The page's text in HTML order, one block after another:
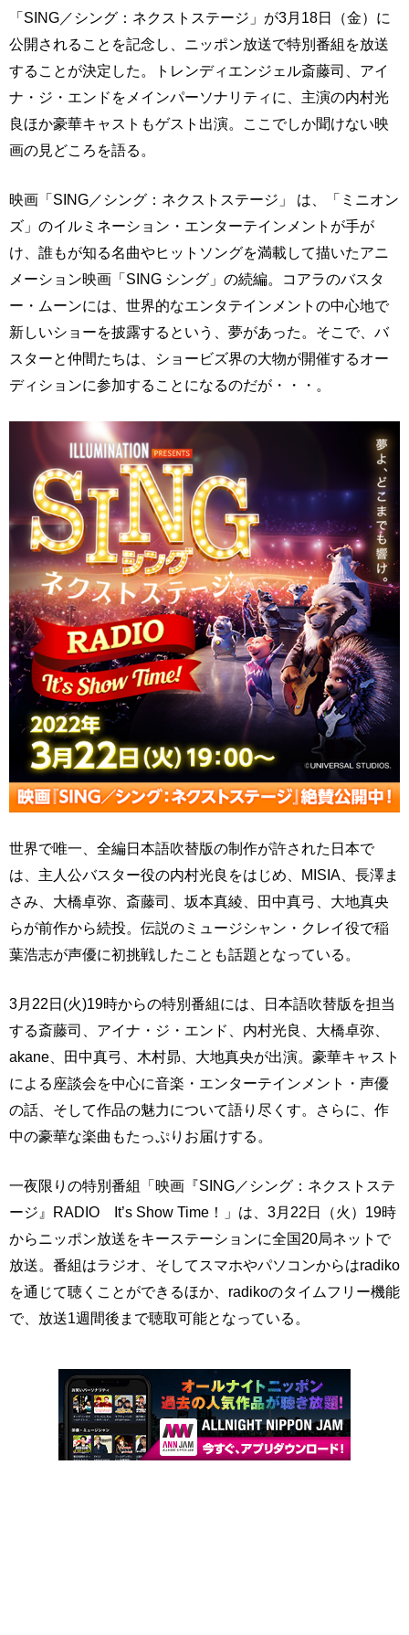
「SING／シング：ネクストステージ」が3月18日（金）に
公開されることを記念し、ニッポン放送で特別番組を放送
することが決定した。トレンディエンジェル斎藤司、アイ
ナ・ジ・エンドをメインパーソナリティに、主演の内村光
良ほか豪華キャストもゲスト出演。ここでしか聞けない映
画の見どころを語る。
映画「SING／シング：ネクストステージ」 は、「ミニオン
ズ」のイルミネーション・エンターテインメントが手が
け、誰もが知る名曲やヒットソングを満載して描いたアニ
メーション映画「SING シング」の続編。コアラのバスタ
ー・ムーンには、世界的なエンタテインメントの中心地で
新しいショーを披露するという、夢があった。そこで、バ
スターと仲間たちは、ショービズ界の大物が開催するオー
ディションに参加することになるのだが・・・。
世界で唯一、全編日本語吹替版の制作が許された日本で
は、主人公バスター役の内村光良をはじめ、MISIA、長澤ま
さみ、大橋卓弥、斎藤司、坂本真綾、田中真弓、大地真央
らが前作から続投。伝説のミュージシャン・クレイ役で稲
葉浩志が声優に初挑戦したことも話題となっている。
3月22日(火)19時からの特別番組には、日本語吹替版を担当
する斎藤司、アイナ・ジ・エンド、内村光良、大橋卓弥、
akane、田中真弓、木村昴、大地真央が出演。豪華キャスト
による座談会を中心に音楽・エンターテインメント・声優
の話、そして作品の魅力について語り尽くす。さらに、作
中の豪華な楽曲もたっぷりお届けする。
一夜限りの特別番組「映画『SING／シング：ネクストステ
ージ』RADIO It’s Show Time！」は、3月22日（火）19時
からニッポン放送をキーステーションに全国20局ネットで
放送。番組はラジオ、そしてスマホやパソコンからはradiko
を通じて聴くことができるほか、radikoのタイムフリー機能
で、放送1週間後まで聴取可能となっている。